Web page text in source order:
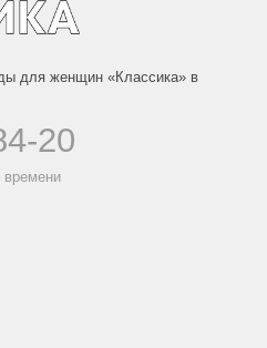
для женщин «Классика» в
20
времени